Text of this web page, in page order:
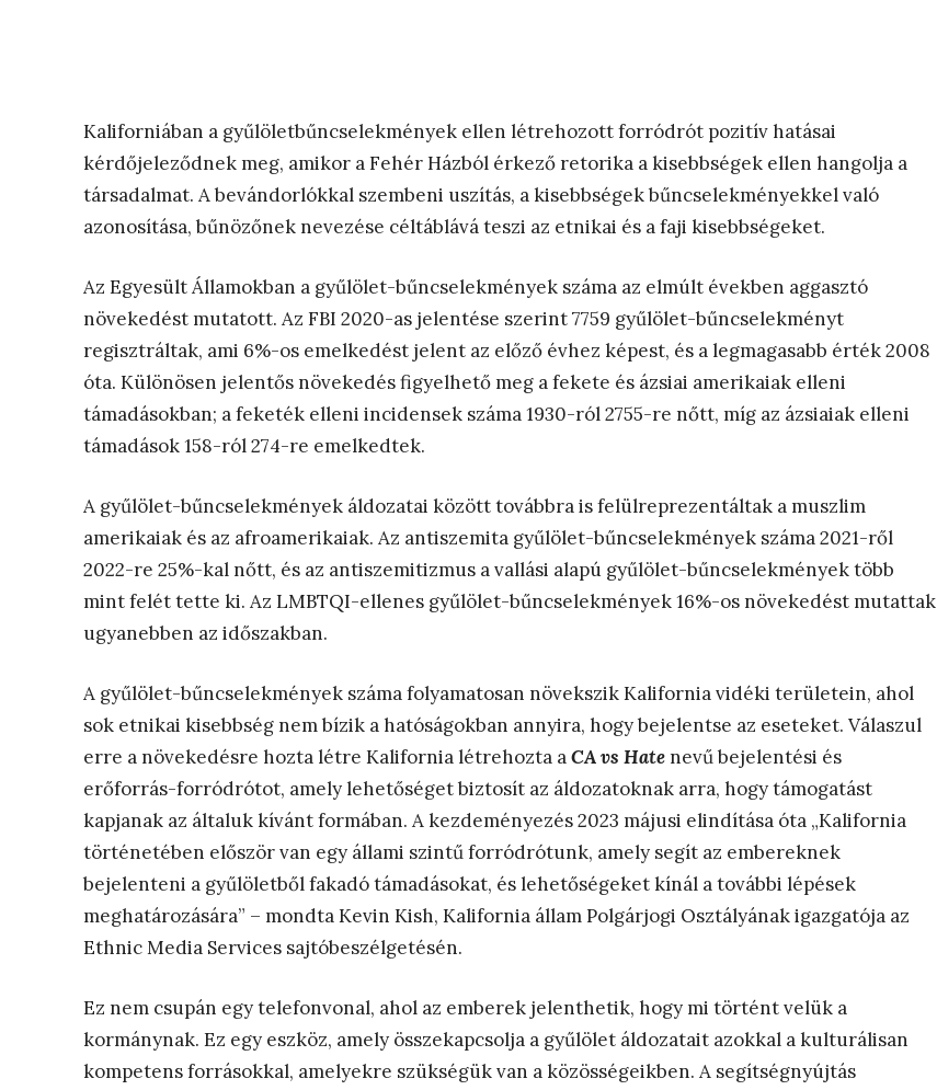
Kaliforniában a gyűlöletbűncselekmények ellen létrehozott forródrót pozitív hatásai
kérdőjeleződnek meg, amikor a Fehér Házból érkező retorika a kisebbségek ellen hangolja a
társadalmat. A bevándorlókkal szembeni uszítás, a kisebbségek bűncselekményekkel való
azonosítása, bűnözőnek nevezése céltáblává teszi az etnikai és a faji kisebbségeket.
Az Egyesült Államokban a gyűlölet-bűncselekmények száma az elmúlt években aggasztó
növekedést mutatott. Az FBI 2020-as jelentése szerint 7759 gyűlölet-bűncselekményt
regisztráltak, ami 6%-os emelkedést jelent az előző évhez képest, és a legmagasabb érték 2008
óta. Különösen jelentős növekedés figyelhető meg a fekete és ázsiai amerikaiak elleni
támadásokban; a feketék elleni incidensek száma 1930-ról 2755-re nőtt, míg az ázsiaiak elleni
támadások 158-ról 274-re emelkedtek.
A gyűlölet-bűncselekmények áldozatai között továbbra is felülreprezentáltak a muszlim
amerikaiak és az afroamerikaiak. Az antiszemita gyűlölet-bűncselekmények száma 2021-ről
2022-re 25%-kal nőtt, és az antiszemitizmus a vallási alapú gyűlölet-bűncselekmények több
mint felét tette ki. Az LMBTQI-ellenes gyűlölet-bűncselekmények 16%-os növekedést mutattak
ugyanebben az időszakban.
A gyűlölet-bűncselekmények száma folyamatosan növekszik Kalifornia vidéki területein, ahol
sok etnikai kisebbség nem bízik a hatóságokban annyira, hogy bejelentse az eseteket. Válaszul
erre a növekedésre hozta létre Kalifornia létrehozta aCA vs Hatenevű bejelentési és
erőforrás-forródrótot, amely lehetőséget biztosít az áldozatoknak arra, hogy támogatást
kapjanak az általuk kívánt formában. A kezdeményezés 2023 májusi elindítása óta „Kalifornia
történetében először van egy állami szintű forródrótunk, amely segít az embereknek
bejelenteni a gyűlöletből fakadó támadásokat, és lehetőségeket kínál a további lépések
meghatározására” – mondta Kevin Kish, Kalifornia állam Polgárjogi Osztályának igazgatója az
Ethnic Media Services sajtóbeszélgetésén.
Ez nem csupán egy telefonvonal, ahol az emberek jelenthetik, hogy mi történt velük a
kormánynak. Ez egy eszköz, amely összekapcsolja a gyűlölet áldozatait azokkal a kulturálisan
kompetens forrásokkal, amelyekre szükségük van a közösségeikben. A segítségnyújtás